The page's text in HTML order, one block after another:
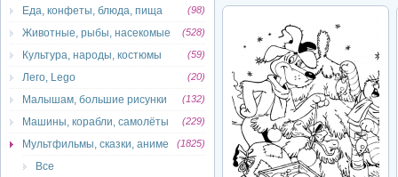
Еда, конфеты, блюда, пища (98)
Животные, рыбы, насекомые (528)
Культура, народы, костюмы (59)
Лего, Lego (20)
Малышам, большие рисунки (132)
Машины, корабли, самолёты (229)
Мультфильмы, сказки, аниме (1825)
Все